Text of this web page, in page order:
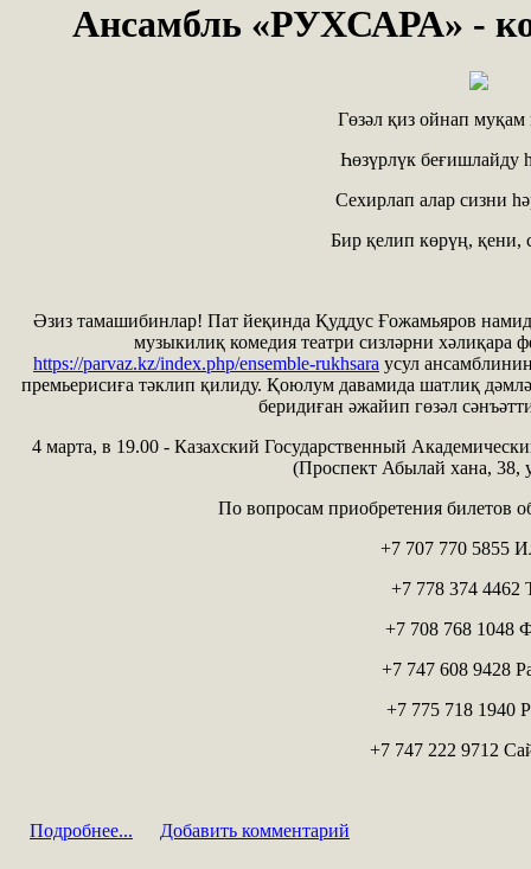
Ансамбль «РУХСАРА» -
Гөзәл қиз ойнап муқам
Һөзүрлүк беғишлайду
Сехирлап алар сизни
Бир қелип көрүң, қени,
Әзиз тамашибинлар! Пат йеқинда Қуддус Ғожамьяров
музыкилиқ комедия театри сизләрни хәлиқара
https://parvaz.kz/index.php/ensemble-rukhsara усул
премьерисиға тәклип қилиду. Қоюлум давамида шатлиқ
беридиған әжайип гөзәл
4 марта, в 19.00 - Казахский Государственный
(Проспект Абылай хана, 38,
По вопросам приобретения билетов
+7 707 770 5855
+7 778 374 4462
+7 708 768 1048
+7 747 608 9428
+7 775 718 1940
+7 747 222 9712
Подробнее... Добавить комментарий